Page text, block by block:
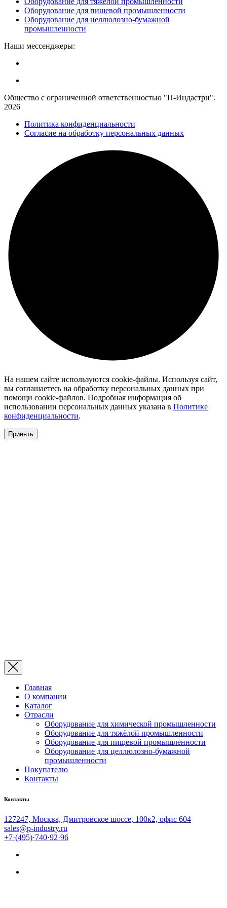
Оборудование для пищевой промышленности
Оборудование для целлюлозно-бумажной
промышленности
Наши мессенджеры:
Общество с ограниченной ответственностью "П-Индастри".
2026
Политика конфиденциальности
Согласие на обработку персональных данных
На нашем сайте используются cookie-файлы. Используя сайт,
вы соглашаетесь на обработку персональных данных при
помощи cookie-файлов. Подробная информация об
использовании персональных данных указана в Политике
конфиденциальности.
Принять
Главная
О компании
Каталог
Отрасли
Оборудование для химической промышленности
Оборудование для тяжёлой промышленности
Оборудование для пищевой промышленности
Оборудование для целлюлозно-бумажной
промышленности
Покупателю
Контакты
Контакты
127247, Москва, Дмитровское шоссе, 100к2, офис 604
sales@p-industry.ru
+7·(495)·740·92·96